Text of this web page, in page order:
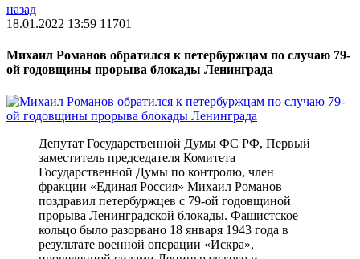
назад
18.01.2022 13:59 11701
Михаил Романов обратился к петербуржцам по случаю 79-
ой годовщины прорыва блокады Ленинграда
Депутат Государственной Думы ФС РФ, Первый
заместитель председателя Комитета
Государственной Думы по контролю, член
фракции «Единая Россия» Михаил Романов
поздравил петербуржцев с 79-ой годовщиной
прорыва Ленинградской блокады. Фашистское
кольцо было разорвано 18 января 1943 года в
результате военной операции «Искра»,